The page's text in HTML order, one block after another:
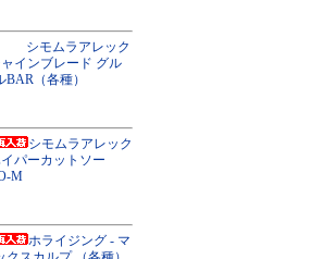
シモムラアレック
インブレード グル
BAR（各種）
シモムラアレック
パーカットソー
M
ホライジング - マ